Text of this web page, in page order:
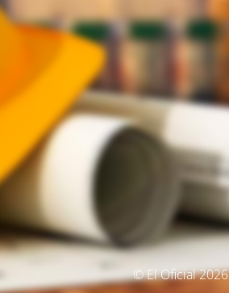
© El Oficial 2026